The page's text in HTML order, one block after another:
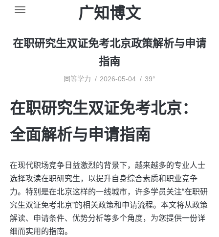
广知博文
在职研究生双证免考北京政策解析与申请
指南
同等学力 2026-05-04 39°
在职研究生双证免考北京：
全面解析与申请指南
在现代职场竞争日益激烈的背景下，越来越多的专业人士
选择攻读在职研究生，以提升自身综合素质和职业竞争
力。特别是在北京这样的一线城市，许多学员关注“在职研
究生双证免考北京”的相关政策和申请流程。本文将从政策
解读、申请条件、优势分析等多个角度，为您提供一份详
细而实用的指南。